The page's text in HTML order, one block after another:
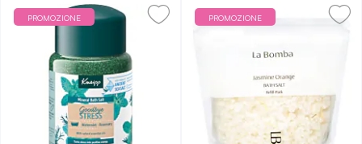
PROMOZIONE PROMOZIONE